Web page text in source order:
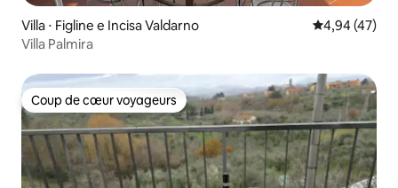
Villa ⋅ Figline e Incisa Valdarno Évaluation
4,94 (47)
Villa Palmira
Coup de cœur voyageurs
Coup de cœur voyageurs